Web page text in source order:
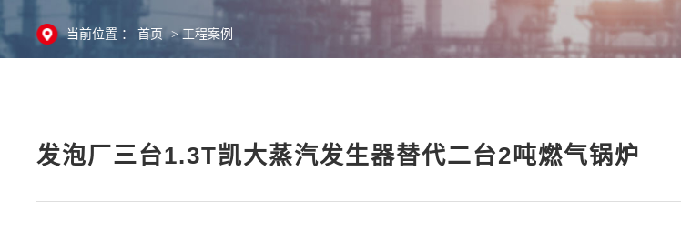
当前位置 ：首页 >工程案例
发泡厂三台1.3T凯大蒸汽发生器替代二台2吨燃气锅炉